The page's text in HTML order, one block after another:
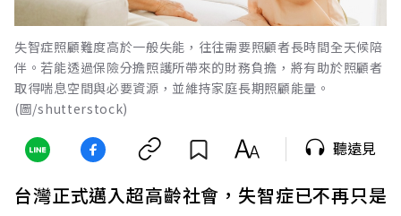
失智症照顧難度高於一般失能，往往需要照顧者長時間全天候陪
伴。若能透過保險分擔照護所帶來的財務負擔，將有助於照顧者
取得喘息空間與必要資源，並維持家庭長期照顧能量。
(圖/shutterstock)
聽遠見
台灣正式邁入超高齡社會，失智症已不再只是